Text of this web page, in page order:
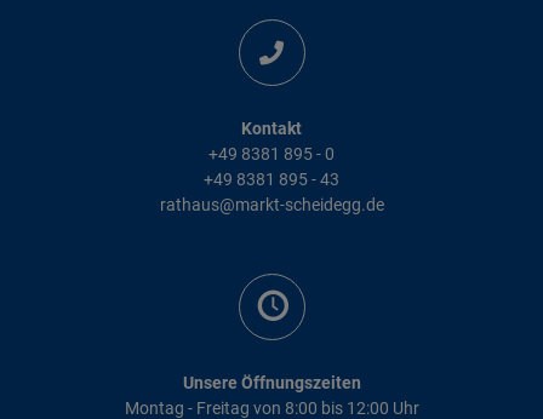
Kontakt
+49 8381 895 - 0
+49 8381 895 - 43
rathaus@markt-scheidegg.de
Unsere Öffnungszeiten
Montag - Freitag von 8:00 bis 12:00 Uhr